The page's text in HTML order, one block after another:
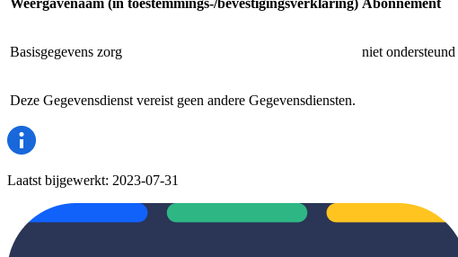
Weergavenaam (in toestemmings-/bevestigingsverklaring) Abonnement
Basisgegevens zorg niet ondersteund
Deze Gegevensdienst vereist geen andere Gegevensdiensten.
Laatst bijgewerkt: 2023-07-31